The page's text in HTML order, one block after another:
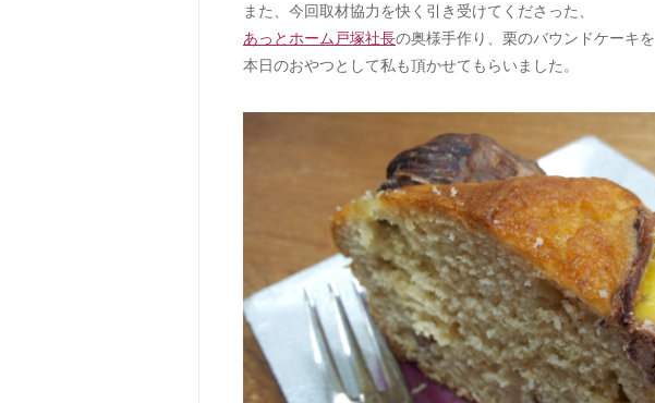
また、今回取材協力を快く引き受けてくださった、
あっとホーム戸塚社長の奥様手作り、栗のバウンドケーキを
本日のおやつとして私も頂かせてもらいました。